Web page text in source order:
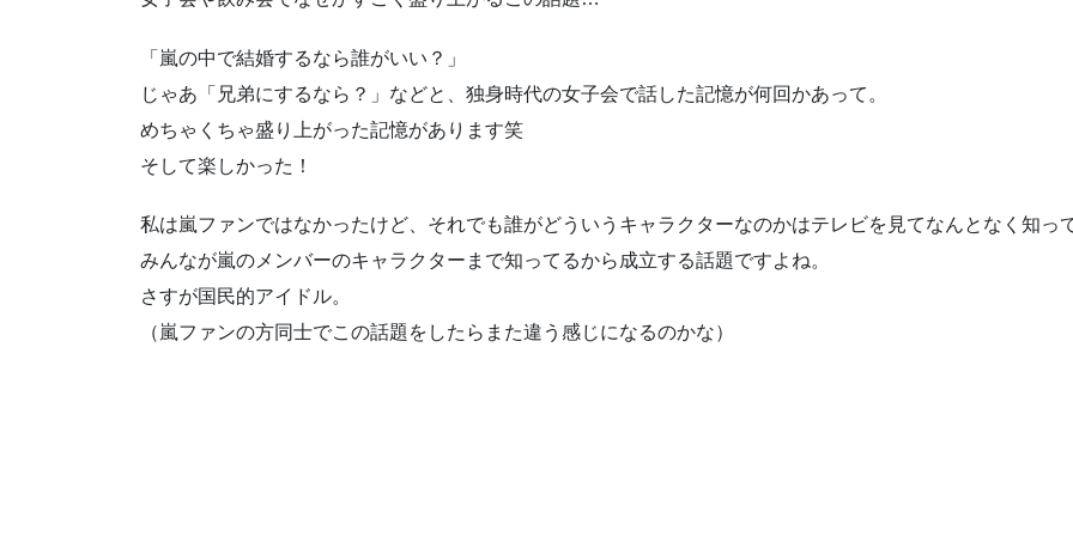
「嵐の中で結婚するなら誰がいい？」
じゃあ「兄弟にするなら？」などと、独身時代の女子会で話した記憶が何回かあって。
めちゃくちゃ盛り上がった記憶があります笑
そして楽しかった！
私は嵐ファンではなかったけど、それでも誰がどういうキャラクターなのかはテレビを見てなんとなく知っ
みんなが嵐のメンバーのキャラクターまで知ってるから成立する話題ですよね。
さすが国民的アイドル。
（嵐ファンの方同士でこの話題をしたらまた違う感じになるのかな）